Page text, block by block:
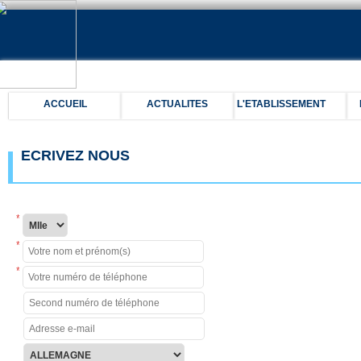
ACCUEIL ACTUALITES L'ETABLISSEMENT
ECRIVEZ NOUS
*
*
*